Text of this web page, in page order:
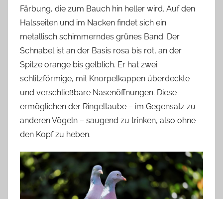
Färbung, die zum Bauch hin heller wird. Auf den
Halsseiten und im Nacken findet sich ein
metallisch schimmerndes grünes Band. Der
Schnabel ist an der Basis rosa bis rot, an der
Spitze orange bis gelblich. Er hat zwei
schlitzförmige, mit Knorpelkappen überdeckte
und verschließbare Nasenöffnungen. Diese
ermöglichen der Ringeltaube – im Gegensatz zu
anderen Vögeln – saugend zu trinken, also ohne
den Kopf zu heben.